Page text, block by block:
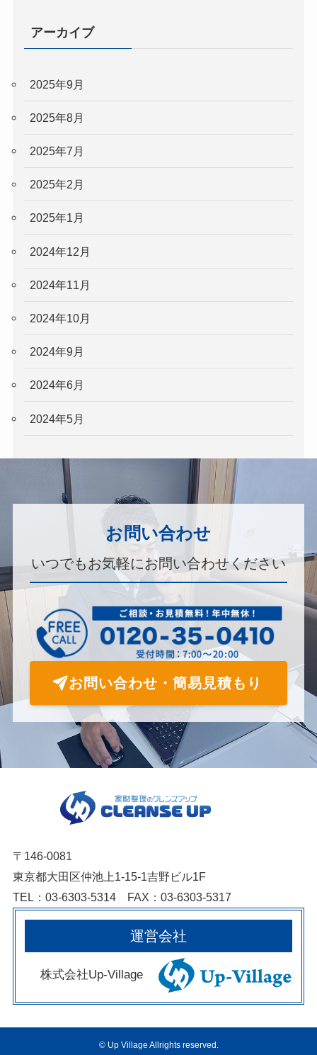
アーカイブ
2025年9月
2025年8月
2025年7月
2025年2月
2025年1月
2024年12月
2024年11月
2024年10月
2024年9月
2024年6月
2024年5月
お問い合わせ
いつでもお気軽にお問い合わせください
お問い合わせ・簡易見積もり
〒146-0081
東京都大田区仲池上1-15-1吉野ビル1F
TEL：03-6303-5314 FAX：03-6303-5317
運営会社
株式会社Up-Village
©Up Village Allrights reserved.